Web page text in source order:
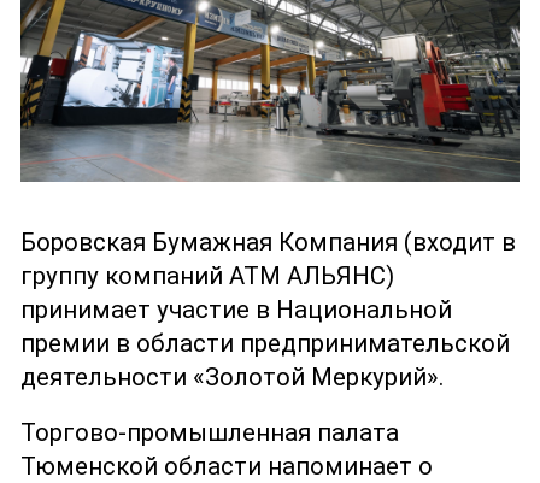
Боровская Бумажная Компания (входит в
группу компаний АТМ АЛЬЯНС)
принимает участие в Национальной
премии в области предпринимательской
деятельности «Золотой Меркурий».
Торгово-промышленная палата
Тюменской области напоминает о